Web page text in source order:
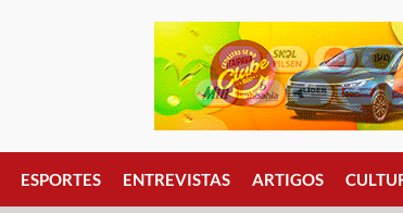
ESPORTES ENTREVISTAS ARTIGOS